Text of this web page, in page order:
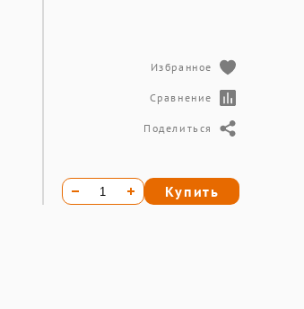
Избранное
Сравнение
Поделиться
Купить